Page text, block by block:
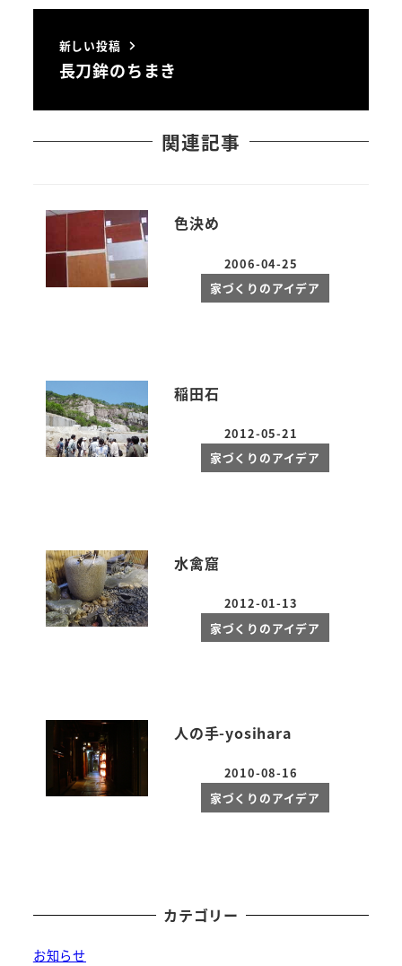
新しい投稿
長刀鉾のちまき
関連記事
色決め
投稿日
2006-04-25
家づくりのアイデア
稲田石
投稿日
2012-05-21
家づくりのアイデア
水禽窟
投稿日
2012-01-13
家づくりのアイデア
人の手-yosihara
投稿日
2010-08-16
家づくりのアイデア
カテゴリー
お知らせ